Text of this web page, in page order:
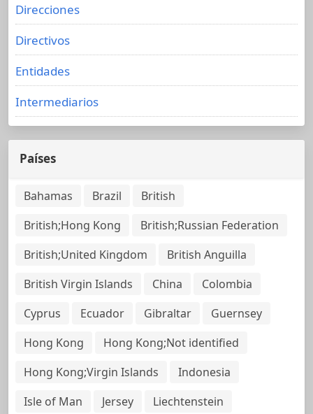
Direcciones
Directivos
Entidades
Intermediarios
Países
Bahamas Brazil
British
British;Hong Kong
British;Russian Federation
British;United Kingdom
British Anguilla
British Virgin Islands
China
Colombia
Cyprus
Ecuador Gibraltar
Guernsey
Hong Kong
Hong Kong;Not identified
Hong Kong;Virgin Islands
Indonesia
Isle of Man
Jersey
Liechtenstein